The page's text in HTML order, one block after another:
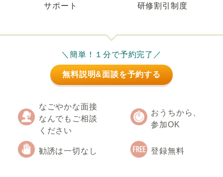
サポート
研修割引制度
＼簡単！１分で予約完了／
無料説明&面談を予約する
なごやかな面接
なんでもご相談
ください
おうちから、
参加OK
勧誘は一切なし 登録無料